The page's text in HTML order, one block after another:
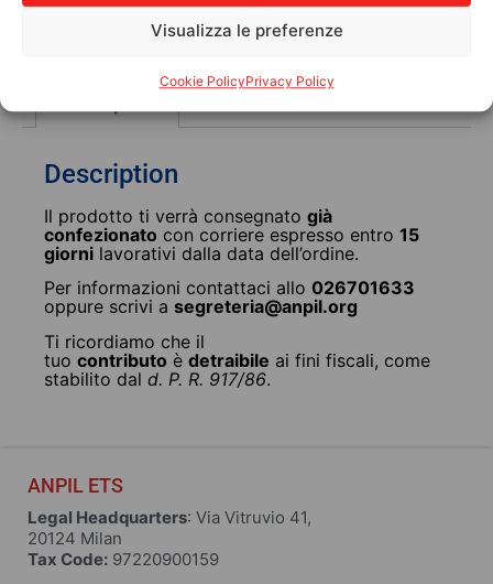
Visualizza le preferenze
Cookie PolicyPrivacy Policy
Description
Il prodotto ti verrà consegnato già
confezionato con corriere espresso entro 15
giorni lavorativi dalla data dell’ordine.
Per informazioni contattaci allo 026701633
oppure scrivi a segreteria@anpil.org
Ti ricordiamo che il
tuo contributo è detraibile ai fini fiscali, come
stabilito dal d. P. R. 917/86.
Choose
ANPIL ETS
Legal Headquarters: Via Vitruvio 41,
20124 Milan
Tax Code: 97220900159